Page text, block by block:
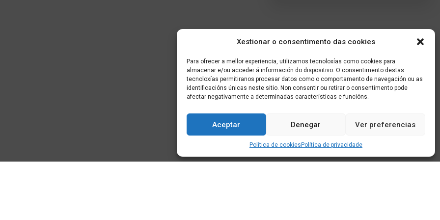
Xestionar o consentimento das cookies
Para ofrecer a mellor experiencia, utilizamos tecnoloxías como cookies para
almacenar e/ou acceder á información do dispositivo. O consentimento destas
tecnoloxías permitiranos procesar datos como o comportamento de navegación ou as
identificacións únicas neste sitio. Non consentir ou retirar o consentimento pode
afectar negativamente a determinadas características e funcións.
Aceptar Denegar Ver preferencias
Política de cookies Política de privacidade